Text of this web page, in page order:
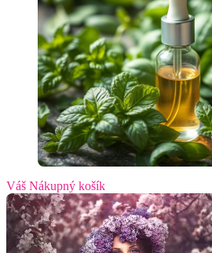
Váš Nákupný košík